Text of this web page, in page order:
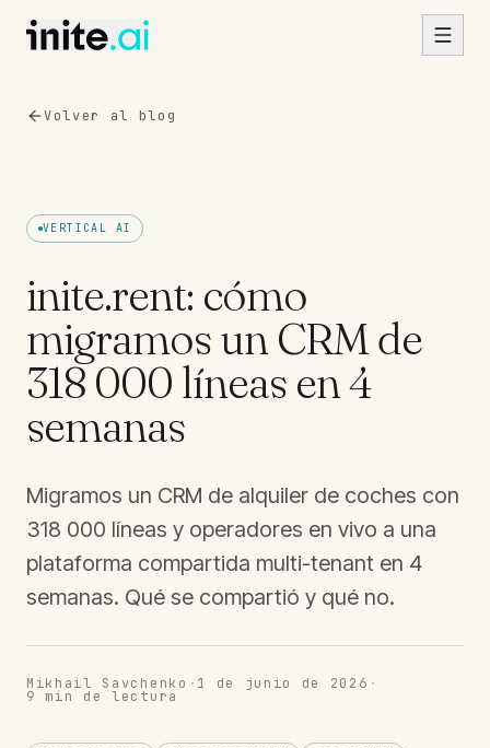
Volver al blog
VERTICAL AI
inite.rent: cómo
migramos un CRM de
318 000 líneas en 4
semanas
Migramos un CRM de alquiler de coches con
318 000 líneas y operadores en vivo a una
plataforma compartida multi-tenant en 4
semanas. Qué se compartió y qué no.
Mikhail Savchenko · 1 de junio de 2026 ·
9 min de lectura